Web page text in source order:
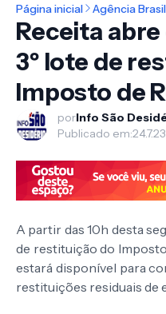
Página inicial Agência
Receita
3º lote de
Imposto de
porInfo São
Publicado em:24.7.23
A partir das 10h desta
de restituição do
estará disponível para
restituições residuais de